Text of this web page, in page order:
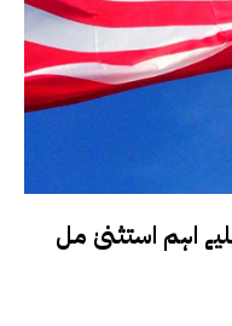
اہم استثنیٰ مل